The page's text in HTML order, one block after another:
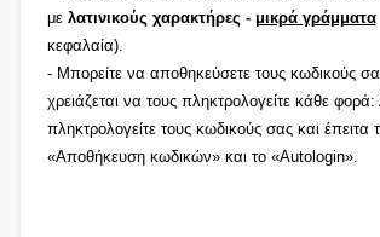
με λατινικούς χαρακτήρες - μικρά γράμματα
κεφαλαία).
- Μπορείτε να αποθηκεύσετε τους κωδικούς
χρειάζεται να τους πληκτρολογείτε κάθε φορά:
πληκτρολογείτε τους κωδικούς σας και έπειτα
«Αποθήκευση κωδικών» και το «Autologin».